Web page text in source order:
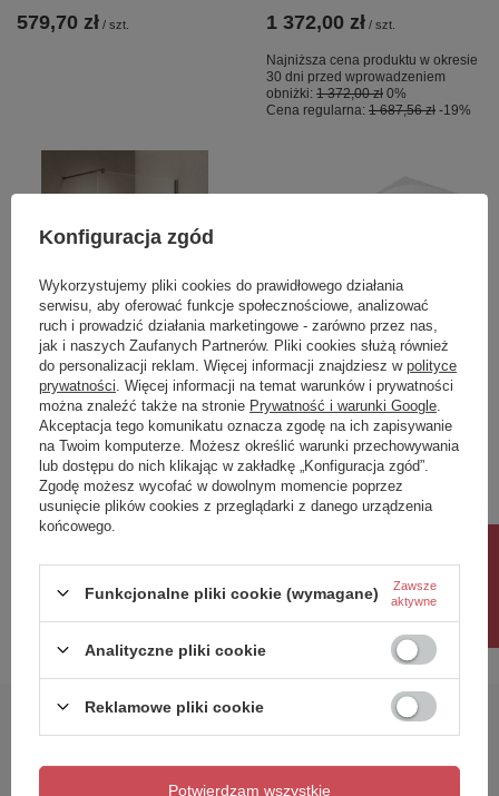
579,70 zł / szt. 1 372,00 zł / szt.
Najniższa cena produktu w okresie
30 dni przed wprowadzeniem
obniżki: 1 372,00 zł 0%
Cena regularna: 1 687,56 zł -19%
OKAZJA
NZ4 Parawan nawannowy
NESTA GUNMETAL
BRUSHED stały U 60x140
szkło czyste 8mm Active
Shield 2.0 - wsp.
równoległy
1 451,00 zł
30 dni przed wprowadzeniem
Cena regularna:1 784,73 zł -19%
VIVA R MONOLITH wanna
wolnostojąca przyścienna
180x75x60cm, biały
Konfiguracja zgód
Wykorzystujemy pliki cookies do prawidłowego działania
serwisu, aby oferować funkcje społecznościowe, analizować
ruch i prowadzić działania marketingowe - zarówno przez nas,
jak i naszych Zaufanych Partnerów. Pliki cookies służą również
do personalizacji reklam. Więcej informacji znajdziesz w polityce
prywatności . Więcej informacji na temat warunków i prywatności
można znaleźć także na stronie Prywatność i warunki Google
Akceptacja tego komunikatu oznacza zgodę na ich zapisywanie
na Twoim komputerze. Możesz określić warunki przechowywania
lub dostępu do nich klikając w zakładkę „Konfiguracja zgód”.
Zgodę możesz wycofać w dowolnym momencie poprzez
usunięcie plików cookies z przeglądarki z danego urządzenia
końcowego.
Funkcjonalne pliki cookie (wymagane)
Zawsze
aktywne
Analityczne pliki cookie
Reklamowe pliki cookie
Potwierdzam wszystkie